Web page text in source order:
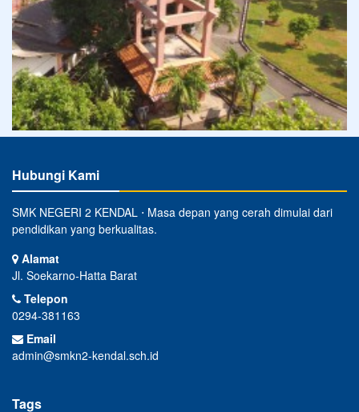
Hubungi Kami
SMK NEGERI 2 KENDAL ⋅ Masa depan yang cerah dimulai dari
pendidikan yang berkualitas.
Alamat
Jl. Soekarno-Hatta Barat
Telepon
0294-381163
Email
admin@smkn2-kendal.sch.id
Tags